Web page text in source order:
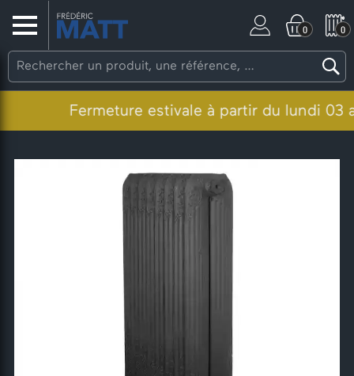
0 0
Fermeture estivale à partir du lundi 03